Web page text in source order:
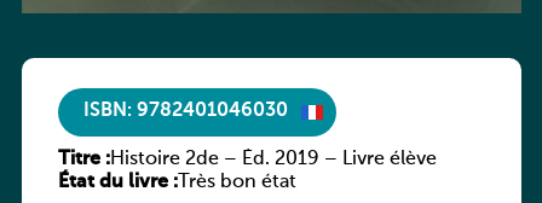
ISBN: 9782401046030
Titre :Histoire 2de – Éd. 2019 – Livre élève
État du livre :Très bon état